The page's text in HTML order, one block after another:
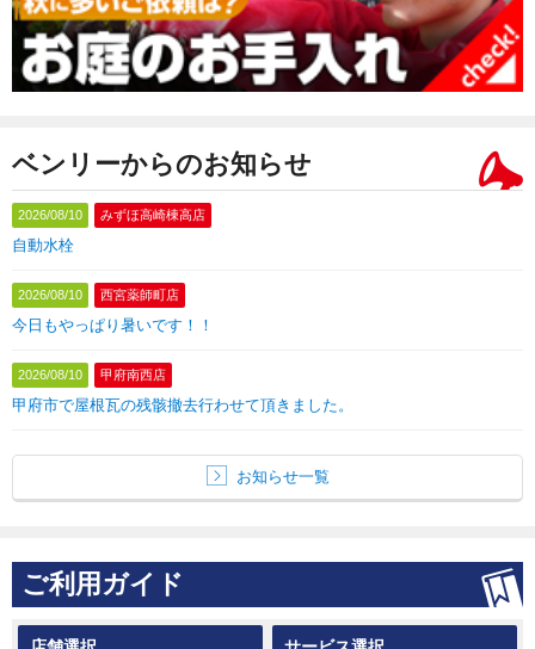
ベンリーからのお知らせ
2026/08/10 みずほ高崎棟高店
自動水栓
2026/08/10 西宮薬師町店
今日もやっぱり暑いです！！
2026/08/10 甲府南西店
甲府市で屋根瓦の残骸撤去行わせて頂きました。
お知らせ一覧
ご利用ガイド